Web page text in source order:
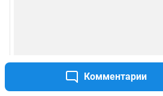
Комментарии